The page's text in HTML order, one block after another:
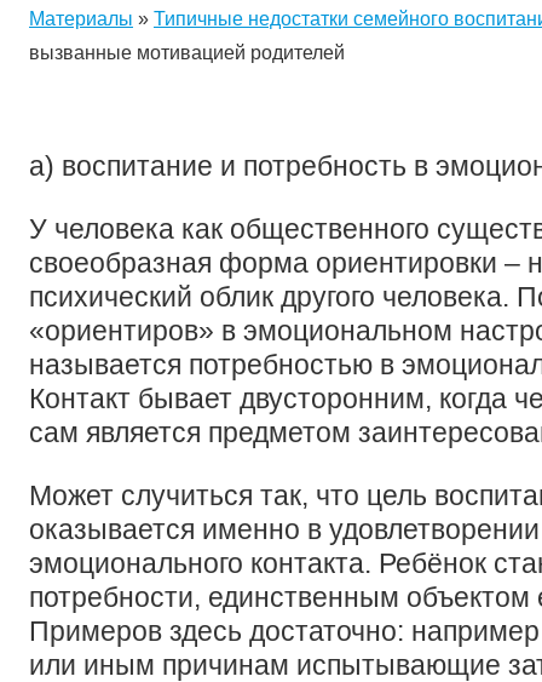
Материалы » Типичные недостатки семейного
вызванные мотивацией родителей
а) воспитание и потребность в
У человека как общественного
своеобразная форма ориентировки –
психический облик другого человека.
«ориентиров» в эмоциональном
называется потребностью в
Контакт бывает двусторонним, когда
сам является предметом
Может случиться так, что цель
оказывается именно в
эмоционального контакта. Ребёнок
потребности, единственным объектом
Примеров здесь достаточно:
или иным причинам испытывающие